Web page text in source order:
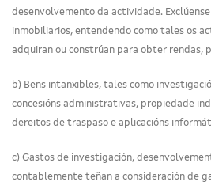
desenvolvemento da actividade.
inmobiliarios, entendendo como tales os
adquiran ou constrúan para obter rendas,
b) Bens intanxibles, tales como
concesións administrativas, propiedade
dereitos de traspaso e aplicacións
c) Gastos de investigación,
contablemente teñan a consideración de